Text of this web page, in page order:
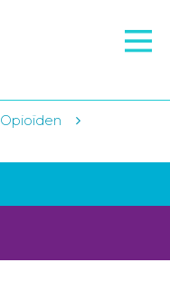
Opioïden